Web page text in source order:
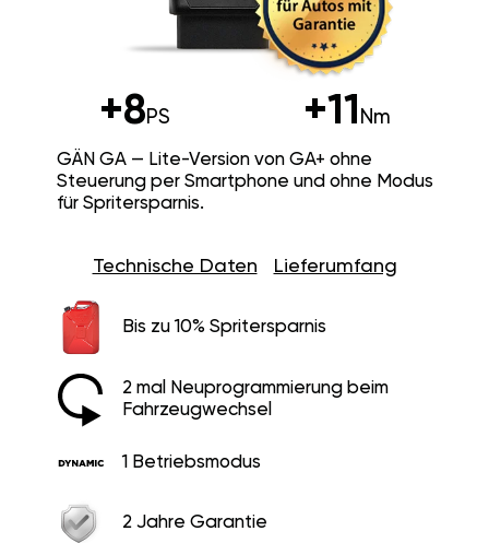
+8PS +11 Nm
GÄN GA — Lite-Version von GA+ ohne
Steuerung per Smartphone und ohne Modus
für Spritersparnis.
Technische Daten Lieferumfang
Bis zu 10% Spritersparnis
2 mal Neuprogrammierung beim
Fahrzeugwechsel
1 Betriebsmodus
2 Jahre Garantie